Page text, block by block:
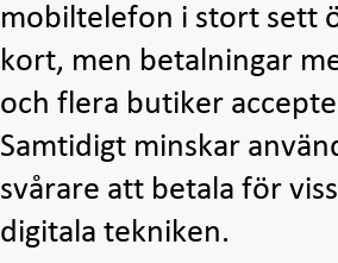
mobiltelefon i stort sett
kort, men betalningar
och flera butiker
Samtidigt minskar
svårare att betala för
digitala tekniken.